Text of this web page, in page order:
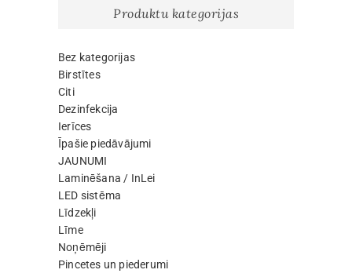
Produktu kategorijas
Bez kategorijas
Birstītes
Citi
Dezinfekcija
Ierīces
Īpašie piedāvājumi
JAUNUMI
Laminēšana / InLei
LED sistēma
Līdzekļi
Līme
Noņēmēji
Pincetes un piederumi